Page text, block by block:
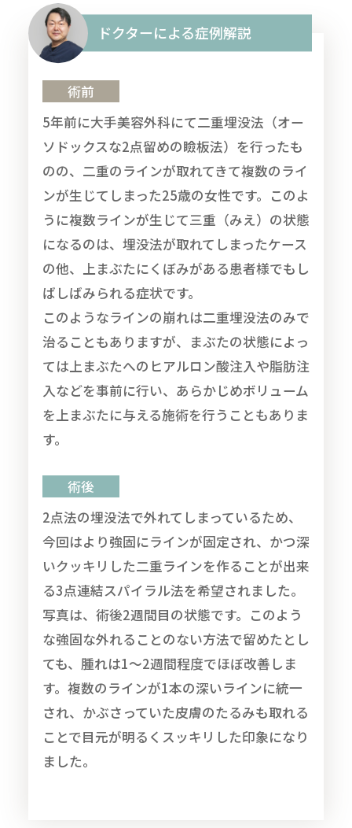
ドクターによる症例解説
術前
5年前に大手美容外科にて二重埋没法（オー
ソドックスな2点留めの瞼板法）を行ったも
のの、二重のラインが取れてきて複数のライ
ンが生じてしまった25歳の女性です。このよ
うに複数ラインが生じて三重（みえ）の状態
になるのは、埋没法が取れてしまったケース
の他、上まぶたにくぼみがある患者様でもし
ばしばみられる症状です。
このようなラインの崩れは二重埋没法のみで
治ることもありますが、まぶたの状態によっ
ては上まぶたへのヒアルロン酸注入や脂肪注
入などを事前に行い、あらかじめボリューム
を上まぶたに与える施術を行うこともありま
す。
術後
2点法の埋没法で外れてしまっているため、
今回はより強固にラインが固定され、かつ深
いクッキリした二重ラインを作ることが出来
る3点連結スパイラル法を希望されました。
写真は、術後2週間目の状態です。このよう
な強固な外れることのない方法で留めたとし
ても、腫れは1～2週間程度でほぼ改善しま
す。複数のラインが1本の深いラインに統一
され、かぶさっていた皮膚のたるみも取れる
ことで目元が明るくスッキリした印象になり
ました。